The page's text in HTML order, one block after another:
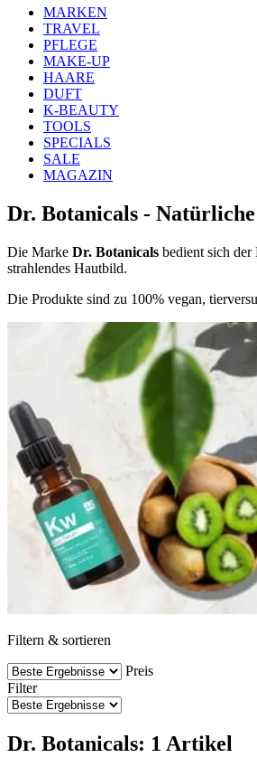
MARKEN
TRAVEL
PFLEGE
MAKE-UP
HAARE
DUFT
K-BEAUTY
TOOLS
SPECIALS
SALE
MAGAZIN
Dr. Botanicals -
Die Marke Dr. Botanicals bedient sich
strahlendes Hautbild.
Die Produkte sind zu 100% vegan,
Filtern & sortieren
Preis
Filter
Dr. Botanicals: 1 Artikel